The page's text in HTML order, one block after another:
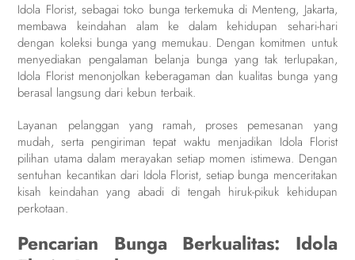
Idola Florist, sebagai toko bunga terkemuka di Menteng, Jakarta,
membawa keindahan alam ke dalam kehidupan sehari-hari
dengan koleksi bunga yang memukau. Dengan komitmen untuk
menyediakan pengalaman belanja bunga yang tak terlupakan,
Idola Florist menonjolkan keberagaman dan kualitas bunga yang
berasal langsung dari kebun terbaik.
Layanan pelanggan yang ramah, proses pemesanan yang
mudah, serta pengiriman tepat waktu menjadikan Idola Florist
pilihan utama dalam merayakan setiap momen istimewa. Dengan
sentuhan kecantikan dari Idola Florist, setiap bunga menceritakan
kisah keindahan yang abadi di tengah hiruk-pikuk kehidupan
perkotaan.
Pencarian Bunga Berkualitas: Idola